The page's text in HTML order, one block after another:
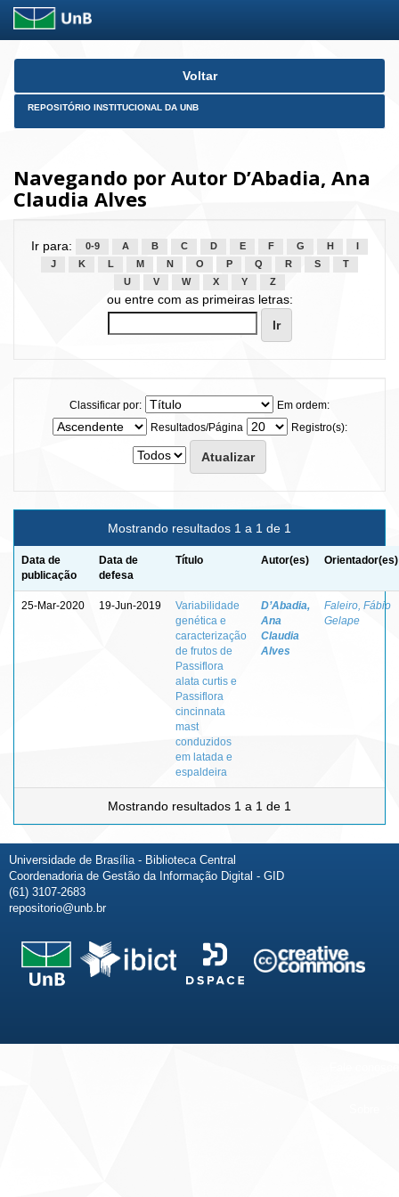
Skip
Voltar
REPOSITÓRIO INSTITUCIONAL DA UNB
Navegando por Autor D’Abadia, Ana
Claudia Alves
Ir para: 0-9 A B C D E F G H
J
K L M N O P Q R S
T
U
V W X Y Z
ou entre com as primeiras letras:
Classificar por:
Em ordem:
Resultados/Página
Registro(s):
Mostrando resultados 1 a 1 de 1
Data de
publicação
Data de
defesa
Título Autor(es) Orientador(es)
25-Mar-2020 19-Jun-2019
Variabilidade
genética e
caracterização
de frutos de
Passiflora
alata curtis e
Passiflora
cincinnata
mast
conduzidos
em latada e
espaldeira
D’Abadia,
Ana
Claudia
Alves
Faleiro, Fábio
Gelape
Mostrando resultados 1 a 1 de 1
Universidade de Brasília - Biblioteca Central
Coordenadoria de Gestão da Informação Digital - GID
(61) 3107-2683
repositorio@unb.br